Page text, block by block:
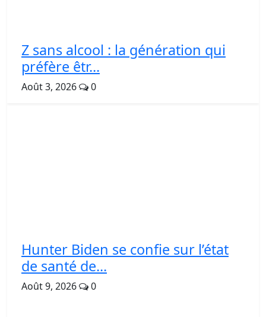
Z sans alcool : la génération qui
préfère êtr...
Août 3, 2026 0
Hunter Biden se confie sur l’état
de santé de...
Août 9, 2026 0